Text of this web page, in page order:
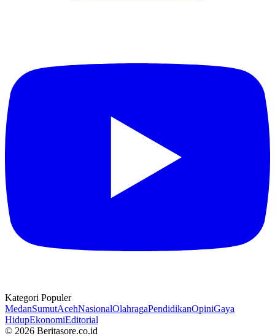
Kategori Populer
MedanSumutAcehNasionalOlahragaPendidikanOpiniGaya
HidupEkonomiEditorial
© 2026 Beritasore.co.id